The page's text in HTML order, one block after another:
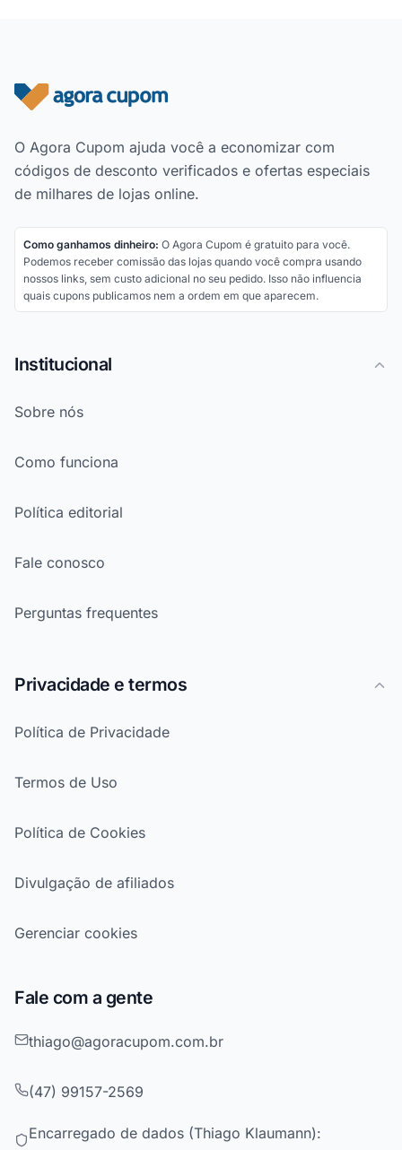
Rodapé do site
O Agora Cupom ajuda você a economizar com
códigos de desconto verificados e ofertas especiais
de milhares de lojas online.
Como ganhamos dinheiro: O Agora Cupom é gratuito para você.
Podemos receber comissão das lojas quando você compra usando
nossos links, sem custo adicional no seu pedido. Isso não influencia
quais cupons publicamos nem a ordem em que aparecem.
Institucional
Sobre nós
Como funciona
Política editorial
Fale conosco
Perguntas frequentes
Privacidade e termos
Política de Privacidade
Termos de Uso
Política de Cookies
Divulgação de afiliados
Gerenciar cookies
Fale com a gente
thiago@agoracupom.com.br
(47) 99157-2569
Encarregado de dados (Thiago Klaumann):